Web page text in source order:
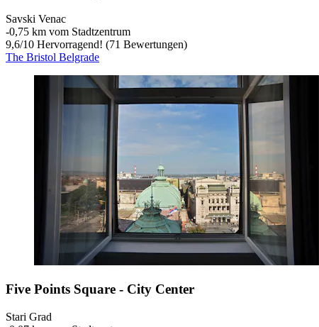
Savski Venac
‐0,75 km vom Stadtzentrum
9,6/10 Hervorragend! (71 Bewertungen)
The Bristol Belgrade
Five Points Square - City Center
Stari Grad